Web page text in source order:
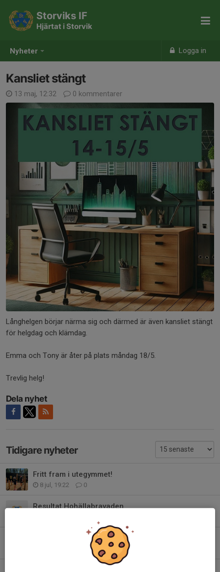
Nyheter Logga in
Storviks IF
Hjärtat i Storvik
Kansliet stängt
13 maj, 12:32 0 kommentarer
Långhelgen börjar närma sig och därmed är även kansliet stängt
för helgdag och klämdag.
Emma och Tony är åter på plats måndag 18/5.
Trevlig helg!
Dela nyhet
Tidigare nyheter
Fritt fram i utegymmet!
8 jul, 19:22 0
Resultat Hohällabravaden
Endast en vecka kvar till årets Hohällabravad!
0